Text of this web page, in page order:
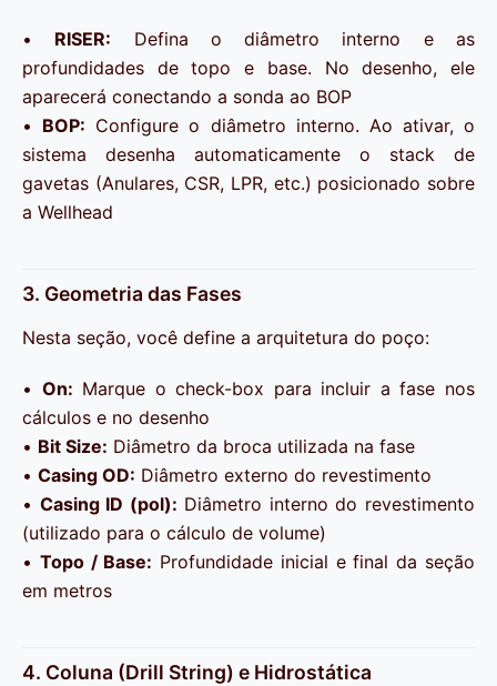
• RISER: Defina o diâmetro interno e as
profundidades de topo e base. No desenho, ele
aparecerá conectando a sonda ao BOP
• BOP: Configure o diâmetro interno. Ao ativar, o
sistema desenha automaticamente o stack de
gavetas (Anulares, CSR, LPR, etc.) posicionado sobre
a Wellhead
3. Geometria das Fases
Nesta seção, você define a arquitetura do poço:
• On: Marque o check-box para incluir a fase nos
cálculos e no desenho
• Bit Size: Diâmetro da broca utilizada na fase
• Casing OD: Diâmetro externo do revestimento
• Casing ID (pol): Diâmetro interno do revestimento
(utilizado para o cálculo de volume)
• Topo / Base: Profundidade inicial e final da seção
em metros
4. Coluna (Drill String) e Hidrostática